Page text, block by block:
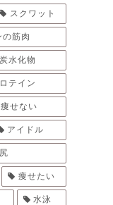
スクワット
の筋肉
炭水化物
テイン
痩せない
アイドル
痩せたい
水泳